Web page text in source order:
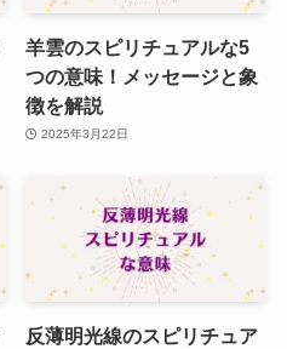
羊雲のスピリチュアルな5
つの意味！メッセージと象
徴を解説
2025年3月22日
反薄明光線のスピリチュア